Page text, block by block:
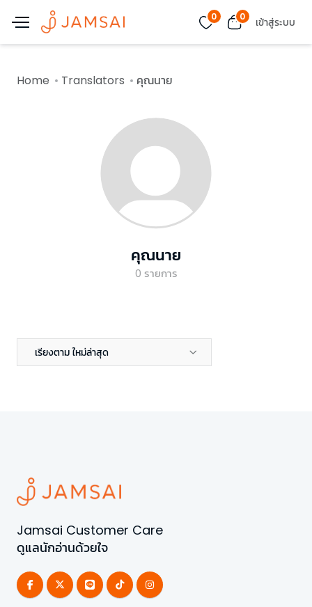
0 0 เข้าสู่ระบบ
Home Translators คุณนาย
คุณนาย
0 รายการ
เรียงตาม ใหม่ล่าสุด
Jamsai Customer Care
ดูแลนักอ่านด้วยใจ